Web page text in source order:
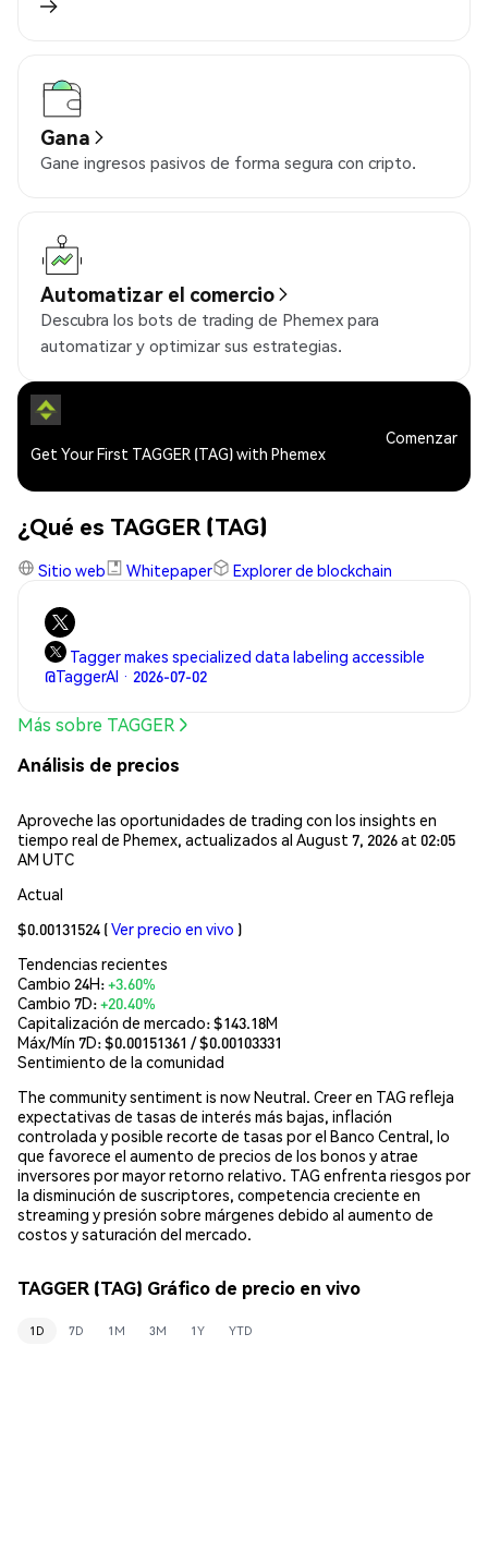
Gana
Gane ingresos pasivos de forma segura con cripto.
Automatizar el comercio
Descubra los bots de trading de Phemex para
automatizar y optimizar sus estrategias.
Get Your First TAGGER (TAG) with Phemex
Comenzar
¿Qué es TAGGER (TAG)
Sitio web Whitepaper Explorer de blockchain
Tagger makes specialized data labeling accessible
@TaggerAI · 2026-07-02
Más sobre TAGGER
Análisis de precios
Aproveche las oportunidades de trading con los insights en
tiempo real de Phemex, actualizados al August 7, 2026 at 02:05
AM UTC
Actual
$0.00131524 (Ver precio en vivo )
Tendencias recientes
Cambio 24H:+3.60%
Cambio 7D:+20.40%
Capitalización de mercado:$143.18M
Máx/Mín 7D: $0.00151361 / $0.00103331
Sentimiento de la comunidad
The community sentiment is now Neutral. Creer en TAG refleja
expectativas de tasas de interés más bajas, inflación
controlada y posible recorte de tasas por el Banco Central, lo
que favorece el aumento de precios de los bonos y atrae
inversores por mayor retorno relativo. TAG enfrenta riesgos por
la disminución de suscriptores, competencia creciente en
streaming y presión sobre márgenes debido al aumento de
costos y saturación del mercado.
TAGGER (TAG) Gráfico de precio en vivo
1D 7D 1M 3M 1Y YTD